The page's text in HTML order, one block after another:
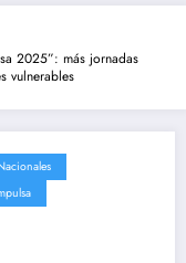
2025”: más jornadas
vulnerables